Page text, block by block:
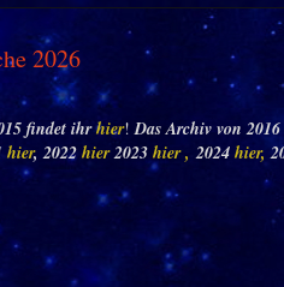
2026
findet ihr hier!Das Archiv von
hier, 2022 hier2023 hier , 2024 hier,